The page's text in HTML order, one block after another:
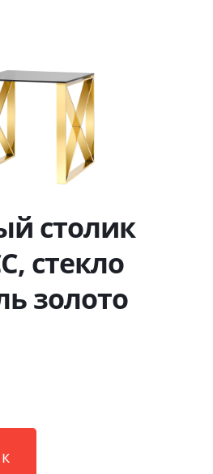
столик
стекло
золото